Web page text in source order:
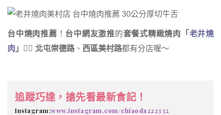
台中燒肉推薦 ！ 台中網友激推的套餐式精緻燒肉「 老井燒
肉 」 👍🏻 北屯崇德路 、 西區美村路都有分店喔～
追蹤巧達，搶先看最新食記！
Instagram:www.instagram.com/chiaoda222332